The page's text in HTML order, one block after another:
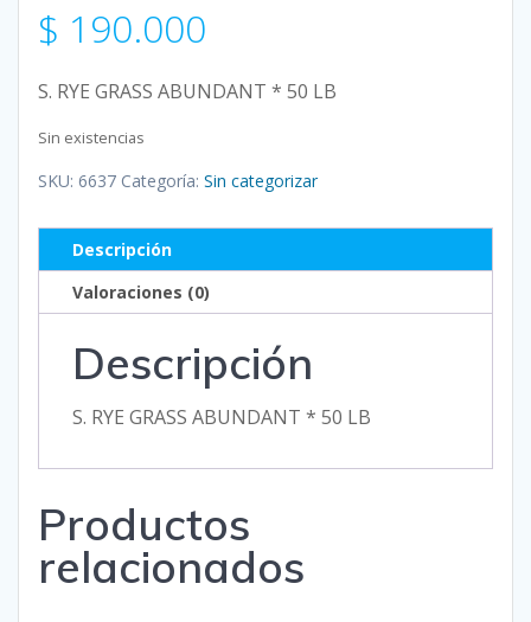
$ 190.000
S. RYE GRASS ABUNDANT * 50 LB
Sin existencias
SKU: 6637 Categoría: Sin categorizar
Descripción
Valoraciones (0)
Descripción
S. RYE GRASS ABUNDANT * 50 LB
Productos
relacionados